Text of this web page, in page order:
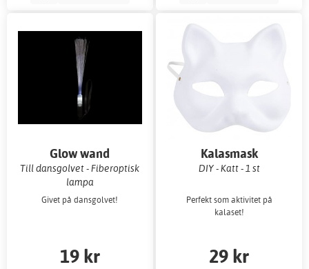
Glow wand
Till dansgolvet - Fiberoptisk
lampa
Givet på dansgolvet!
19 kr
Kalasmask
DIY - Katt - 1 st
Perfekt som aktivitet på
kalaset!
29 kr